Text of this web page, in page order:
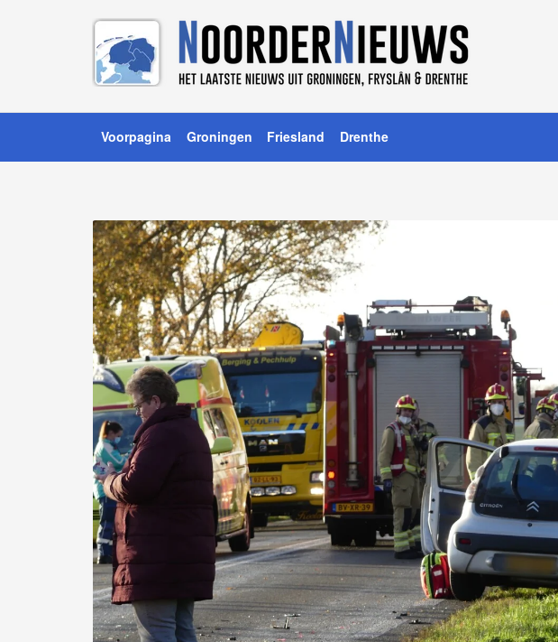
Voorpagina Groningen Friesland Drenthe